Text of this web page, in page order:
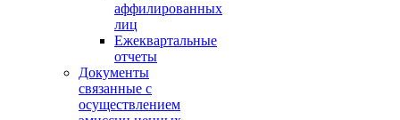
аффилированных
лиц
Ежеквартальные
отчеты
Документы
связанные с
осуществлением